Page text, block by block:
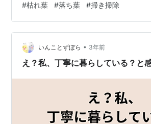
ど・・） 落ち葉は、堆肥などにするこ
れるが、歩道などを掃いた落ち葉は、
りこんでいて堆肥にする には問題があ
のは？・・歩道にある街路樹 （大樹）
時期・・ 大きな葉っぱは、あっという
#枯れ葉 #落ち葉 #掃き掃除
いんことずぼら • 3年前
え？私、丁寧に暮らしている？と